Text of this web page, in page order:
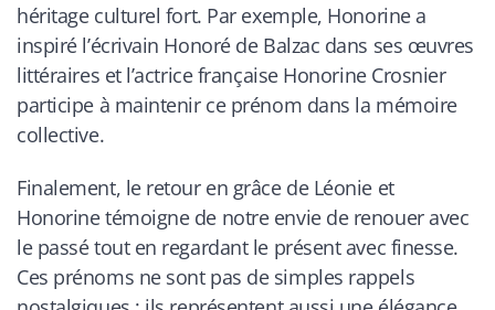
héritage culturel fort. Par exemple, Honorine a
inspiré l’écrivain Honoré de Balzac dans ses œuvres
littéraires et l’actrice française Honorine Crosnier
participe à maintenir ce prénom dans la mémoire
collective.
Finalement, le retour en grâce de Léonie et
Honorine témoigne de notre envie de renouer avec
le passé tout en regardant le présent avec finesse.
Ces prénoms ne sont pas de simples rappels